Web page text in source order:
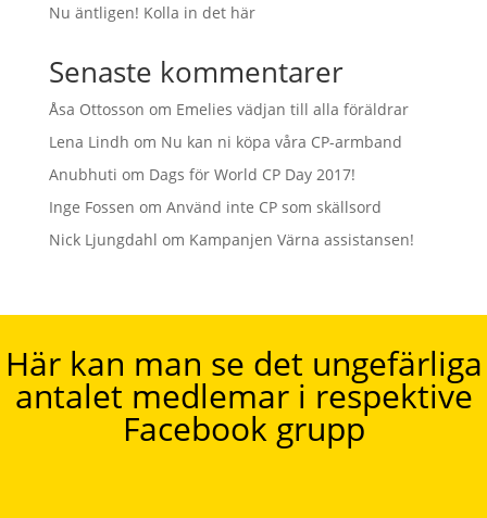
Nu äntligen! Kolla in det här
Senaste kommentarer
Åsa Ottosson om Emelies vädjan till alla föräldrar
Lena Lindh om Nu kan ni köpa våra CP-armband
Anubhuti om Dags för World CP Day 2017!
Inge Fossen om Använd inte CP som skällsord
Nick Ljungdahl om Kampanjen Värna assistansen!
Här kan man se det ungefärliga
antalet medlemar i respektive
Facebook grupp